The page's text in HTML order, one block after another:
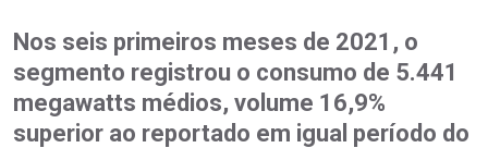
Nos seis primeiros meses de 2021, o
segmento registrou o consumo de 5.441
megawatts médios, volume 16,9%
superior ao reportado em igual período do